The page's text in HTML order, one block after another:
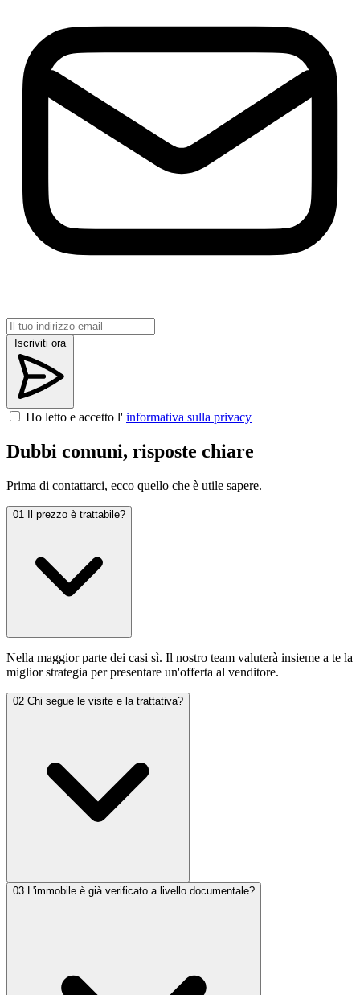
Iscriviti ora
Ho letto e accetto l' informativa sulla privacy
Dubbi comuni, risposte chiare
Prima di contattarci, ecco quello che è utile sapere.
01 Il prezzo è trattabile?
Nella maggior parte dei casi sì. Il nostro team valuterà insieme a te la
miglior strategia per presentare un'offerta al venditore.
02 Chi segue le visite e la trattativa?
03 L'immobile è già verificato a livello documentale?